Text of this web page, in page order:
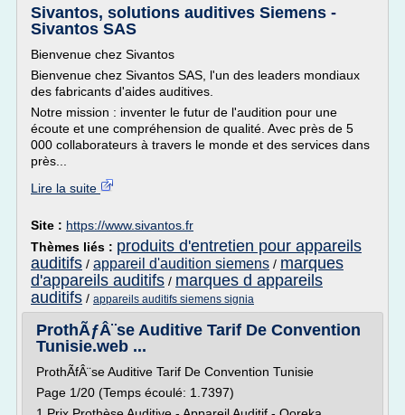
Sivantos, solutions auditives Siemens -
Sivantos SAS
Bienvenue chez Sivantos
Bienvenue chez Sivantos SAS, l'un des leaders mondiaux
des fabricants d'aides auditives.
Notre mission : inventer le futur de l'audition pour une
écoute et une compréhension de qualité. Avec près de 5
000 collaborateurs à travers le monde et des services dans
près...
Lire la suite
Site : https://www.sivantos.fr
Thèmes liés : produits d'entretien pour appareils
auditifs / appareil d'audition siemens / marques
d'appareils auditifs / marques d appareils
auditifs / appareils auditifs siemens signia
ProthÃƒÂ¨se Auditive Tarif De Convention
Tunisie.web ...
ProthÃfÂ¨se Auditive Tarif De Convention Tunisie
Page 1/20 (Temps écoulé: 1.7397)